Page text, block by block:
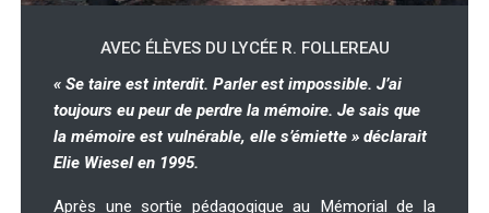
AVEC ÉLÈVES DU LYCÉE R. FOLLEREAU
« Se taire est interdit. Parler est impossible. J’ai
toujours eu peur de perdre la mémoire. Je sais que
la mémoire est vulnérable, elle s’émiette » déclarait
Elie Wiesel en 1995.
Après une sortie pédagogique au Mémorial de la